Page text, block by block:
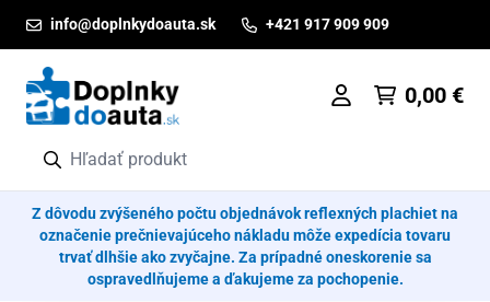
info@doplnkydoauta.sk +421 917 909 909
0,00 €
Z dôvodu zvýšeného počtu objednávok reflexných plachiet na
označenie prečnievajúceho nákladu môže expedícia tovaru
trvať dlhšie ako zvyčajne. Za prípadné oneskorenie sa
ospravedlňujeme a ďakujeme za pochopenie.